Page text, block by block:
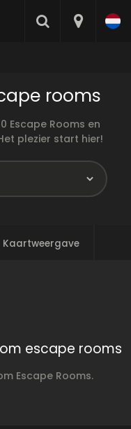
rooms
Escape Rooms en
plezier start hier!
Kaartweergave
escape rooms
Escape Rooms.